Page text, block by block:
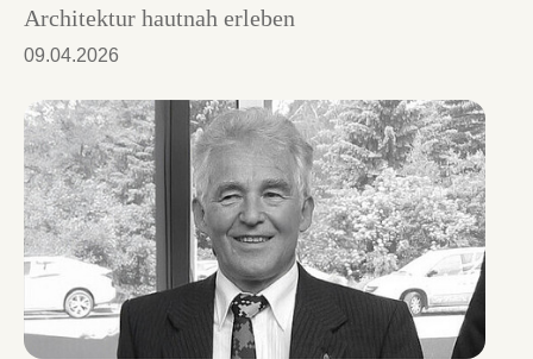
Architektur hautnah erleben
09.04.2026